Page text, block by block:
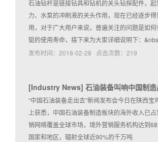
石油钻杆是链接钻具和钻机的关头钻探配件，
力、水泵的冲刷液的关头作用，现在已经逐步
用，对于广大用户来说，普遍关注的问题是如
铤的使用寿命，接下来为大家详细说明下：&nbs
发布时间：2018-02-28 点击次数：219
[Industry News] 石油装备叫响中国制
“中国石油装备走出去”新闻发布会今日在陕西宝
上获悉，中国石油装备制造板块的海外收入已
销网络覆盖全球市场，境外营销服务机构达到
国家和地区，辐射全球近90%的千万吨